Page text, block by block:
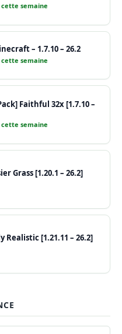
cette semaine
– 1.7.10 – 26.2
cette semaine
Faithful 32x [1.7.10 –
cette semaine
Grass [1.20.1 – 26.2]
Realistic [1.21.11 – 26.2]